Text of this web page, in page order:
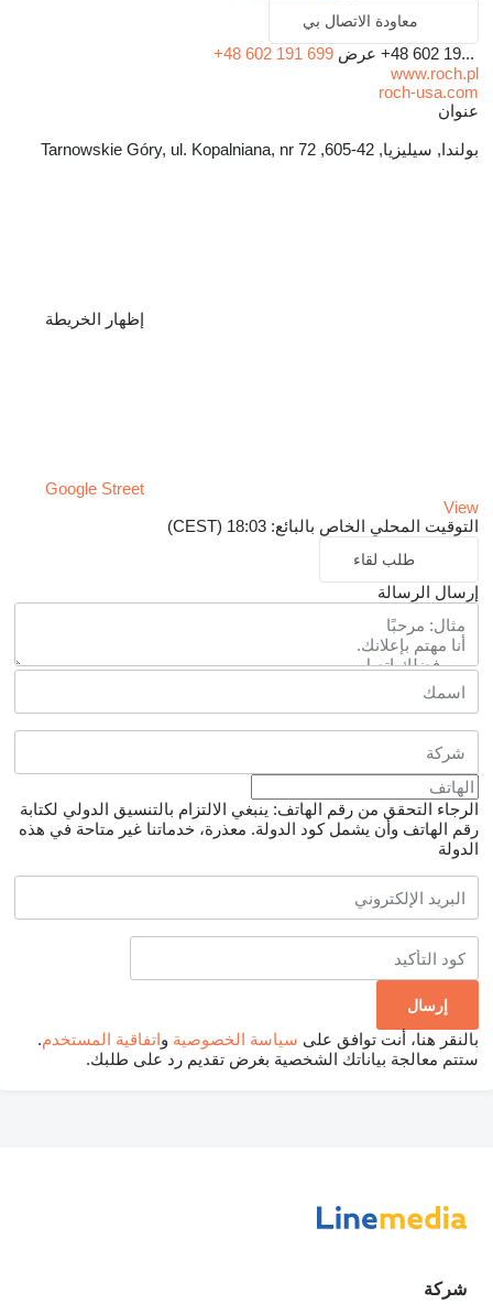
معاودة الاتصال بي
+48 602 19... عرض +48 602 191 699
www.roch.pl
roch-usa.com
عنوان
بولندا, سيليزيا, 42-605, Tarnowskie Góry, ul. Kopalniana, nr 72
إظهار الخريطة
Google Street
View
التوقيت المحلي الخاص بالبائع: 18:03 (CEST)
طلب لقاء
إرسال الرسالة
الرجاء التحقق من رقم الهاتف: ينبغي الالتزام بالتنسيق الدولي لكتابة
رقم الهاتف وأن يشمل كود الدولة. معذرة، خدماتنا غير متاحة في هذه
الدولة
بالنقر هنا، أنت توافق على سياسة الخصوصية واتفاقية المستخدم.
ستتم معالجة بياناتك الشخصية بغرض تقديم رد على طلبك.
شركة